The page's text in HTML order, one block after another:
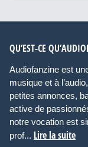
QU’EST-CE
Audiofanzine est
musique et à
petites annonces,
active de
notre vocation est
prof... Lire la suite